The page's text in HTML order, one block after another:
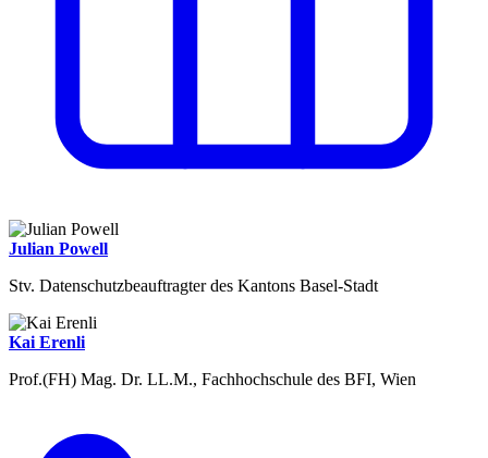
Julian Powell
Stv. Datenschutzbeauftragter des Kantons Basel-Stadt
Kai Erenli
Prof.(FH) Mag. Dr. LL.M., Fachhochschule des BFI, Wien